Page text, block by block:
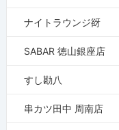
ナイトラウンジ谺
SABAR 徳山銀座店
すし勘八
串カツ田中 周南店